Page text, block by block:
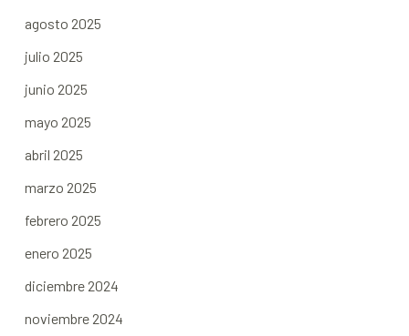
agosto 2025
julio 2025
junio 2025
mayo 2025
abril 2025
marzo 2025
febrero 2025
enero 2025
diciembre 2024
noviembre 2024